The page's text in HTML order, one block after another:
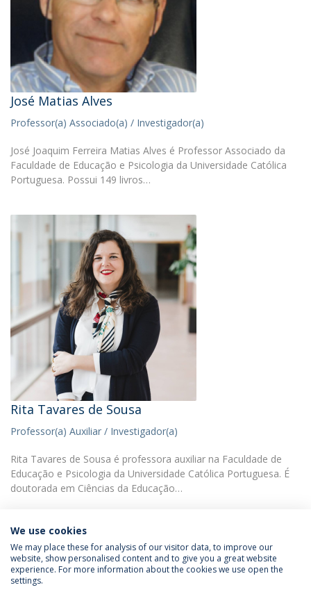
José Matias Alves
Professor(a) Associado(a) / Investigador(a)
José Joaquim Ferreira Matias Alves é Professor Associado da
Faculdade de Educação e Psicologia da Universidade Católica
Portuguesa. Possui 149 livros…
Rita Tavares de Sousa
Professor(a) Auxiliar / Investigador(a)
Rita Tavares de Sousa é professora auxiliar na Faculdade de
Educação e Psicologia da Universidade Católica Portuguesa. É
doutorada em Ciências da Educação…
Política de Privacidade
Termos & Condições
We use cookies
We may place these for analysis of our visitor data, to improve our
website, show personalised content and to give you a great website
experience. For more information about the cookies we use open the
settings.